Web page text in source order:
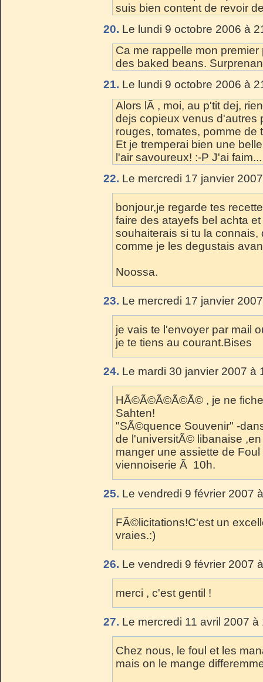
suis bien content de revoir
20. Le lundi 9 octobre 2006 à
Ca me rappelle mon
des baked beans.
21. Le lundi 9 octobre 2006 à
Alors lÃ , moi, au p'tit dej,
dejs copieux venus d'autres
rouges, tomates, pomme
Et je tremperai bien une
l'air savoureux! :-P J'ai faim...
22. Le mercredi 17 janvier
bonjour,je regarde tes
faire des atayefs bel achta
souhaiterais si tu la
comme je les degustais
Noossa.
23. Le mercredi 17 janvier
je vais te l'envoyer par mail
je te tiens au courant.Bises
24. Le mardi 30 janvier 2007 à
HÃ©Ã©Ã©Ã©Ã© , je ne
Sahten!
"SÃ©quence Souvenir" -
de l'universitÃ© libanaise
manger une assiette de
viennoiserie Ã 10h.
25. Le vendredi 9 février 2007
FÃ©licitations!C'est un
vraies.:)
26. Le vendredi 9 février 2007
merci , c'est gentil !
27. Le mercredi 11 avril 2007
Chez nous, le foul et les
mais on le mange